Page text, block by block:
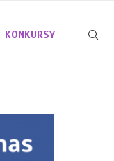
KONKURSY